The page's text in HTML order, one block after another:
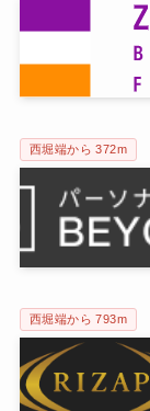
西堀端から 372m
西堀端から 793m